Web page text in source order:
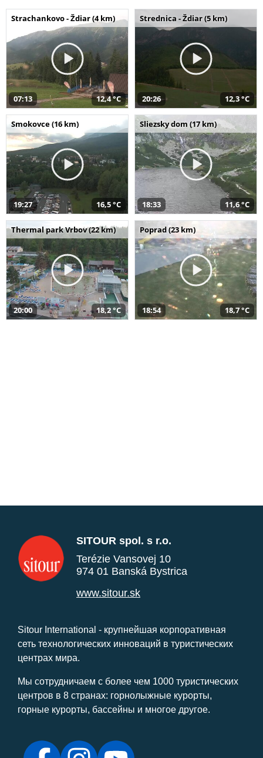
Strachankovo - Ždiar (4 km)
07:13 12,4 °C
Strednica - Ždiar (5 km)
20:26 12,3 °C
Smokovce (16 km)
19:27 16,5 °C
Sliezsky dom (17 km)
18:33 11,6 °C
Thermal park Vrbov (22 km)
20:00 18,2 °C
Poprad (23 km)
18:54 18,7 °C
SITOUR spol. s r.o.
Terézie Vansovej 10
974 01 Banská Bystrica
www.sitour.sk
Sitour International - крупнейшая корпоративная
сеть технологических инноваций в туристических
центрах мира.
Мы сотрудничаем с более чем 1000 туристических
центров в 8 странах: горнолыжные курорты,
горные курорты, бассейны и многое другое.